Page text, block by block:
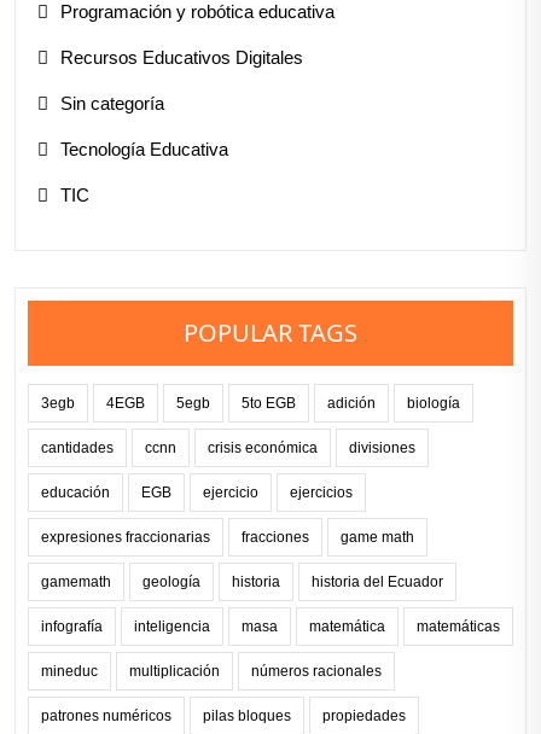
Programación y robótica educativa
Recursos Educativos Digitales
Sin categoría
Tecnología Educativa
TIC
POPULAR TAGS
3egb 4EGB 5egb 5to EGB adición biología
cantidades ccnn crisis económica divisiones
educación EGB ejercicio ejercicios
expresiones fraccionarias fracciones game math
gamemath geología historia historia del Ecuador
infografía inteligencia masa matemática matemáticas
mineduc multiplicación números racionales
patrones numéricos pilas bloques propiedades